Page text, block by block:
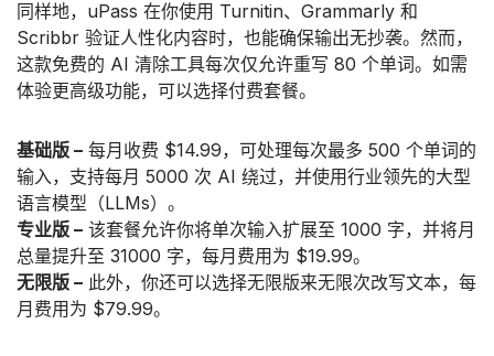
同样地，uPass 在你使用 Turnitin、Grammarly 和
Scribbr 验证人性化内容时，也能确保输出无抄袭。然而，
这款免费的 AI 清除工具每次仅允许重写 80 个单词。如需
体验更高级功能，可以选择付费套餐。
基础版 – 每月收费 $14.99，可处理每次最多 500 个单词的
输入，支持每月 5000 次 AI 绕过，并使用行业领先的大型
语言模型（LLMs）。
专业版 – 该套餐允许你将单次输入扩展至 1000 字，并将月
总量提升至 31000 字，每月费用为 $19.99。
无限版 – 此外，你还可以选择无限版来无限次改写文本，每
月费用为 $79.99。